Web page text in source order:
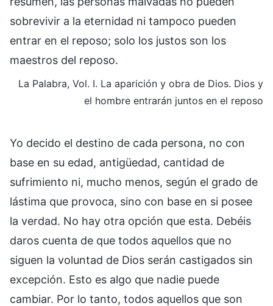
sobrevivir a la eternidad ni tampoco pueden
entrar en el reposo; solo los justos son los
maestros del reposo.
La Palabra, Vol. I. La aparición y obra de Dios. Dios y
el hombre entrarán juntos en el reposo
Yo decido el destino de cada persona, no con
base en su edad, antigüedad, cantidad de
sufrimiento ni, mucho menos, según el grado de
lástima que provoca, sino con base en si posee
la verdad. No hay otra opción que esta. Debéis
daros cuenta de que todos aquellos que no
siguen la voluntad de Dios serán castigados sin
excepción. Esto es algo que nadie puede
cambiar. Por lo tanto, todos aquellos que son